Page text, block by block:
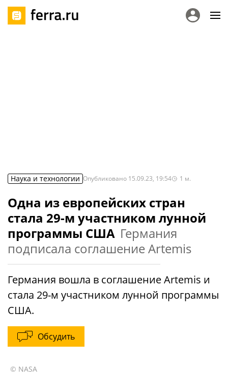
Наука и технологии Опубликовано 15.09.23, 19:54 1 м.
Одна из европейских стран
стала 29-м участником лунной
программы США Германия
подписала соглашение Artemis
Германия вошла в соглашение Artemis и
стала 29-м участником лунной программы
США.
Обсудить
© NASA